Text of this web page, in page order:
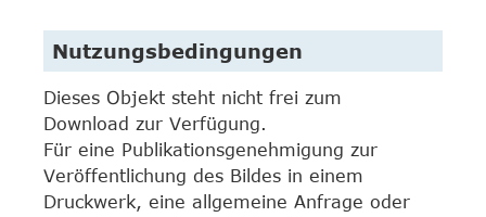
Nutzungsbedingungen
Dieses Objekt steht nicht frei zum
Download zur Verfügung.
Für eine Publikationsgenehmigung zur
Veröffentlichung des Bildes in einem
Druckwerk, eine allgemeine Anfrage oder